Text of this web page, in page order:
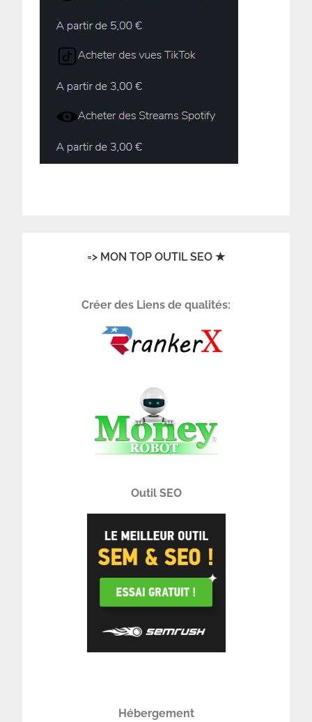
=> MON TOP OUTIL SEO ★
Créer des Liens de qualités:
Outil SEO
Hébergement